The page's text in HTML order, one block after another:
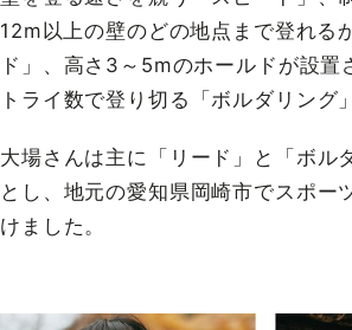
12m以上の壁のどの地点まで登れる
ド」、高さ3～5mのホールドが設置
トライ数で登り切る「ボルダリング
大場さんは主に「リード」と「ボル
とし、地元の愛知県岡崎市でスポー
けました。